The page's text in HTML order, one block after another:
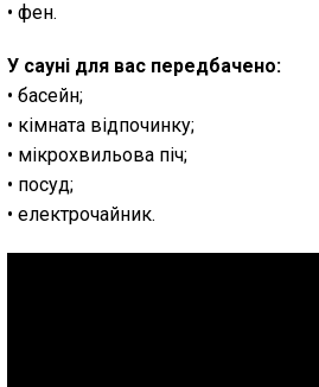
• фен.
У сауні для вас передбачено:
• басейн;
• кімната відпочинку;
• мікрохвильова піч;
• посуд;
• електрочайник.